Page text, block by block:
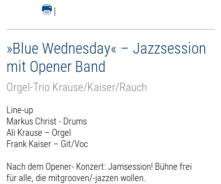
|
»Blue Wednesday« – Jazzsession
mit Opener Band
Orgel-Trio Krause/Kaiser/Rauch
Line-up
Markus Christ - Drums
Ali Krause – Orgel
Frank Kaiser – Git/Voc
Nach dem Opener- Konzert: Jamsession! Bühne frei
für alle, die mitgrooven/-jazzen wollen.